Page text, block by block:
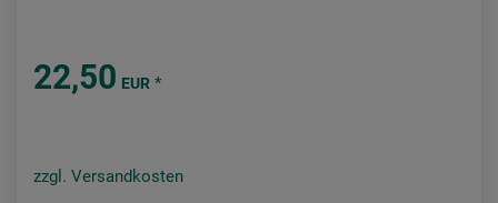
22,50 EUR *
zzgl. Versandkosten